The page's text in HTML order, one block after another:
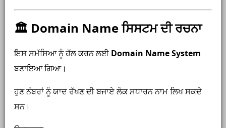
🏛 Domain Name ਸਿਸਟਮ ਦੀ ਰਚਨਾ
ਇਸ ਸਮੱਸਿਆ ਨੂੰ ਹੱਲ ਕਰਨ ਲਈDomain Name System
ਬਣਾਇਆ ਗਿਆ।
ਹੁਣ ਨੰਬਰਾਂ ਨੂੰ ਯਾਦ ਰੱਖਣ ਦੀ ਬਜਾਏ ਲੋਕ ਸਧਾਰਨ ਨਾਮ ਲਿਖ ਸਕਦੇ
ਸਨ।